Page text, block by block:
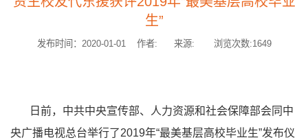
生”
发布时间：2020-01-01 作者: 来源: 浏览次数:1649
日前，中共中央宣传部、人力资源和社会保障部会同中
央广播电视总台举行了2019年“最美基层高校毕业生”发布仪